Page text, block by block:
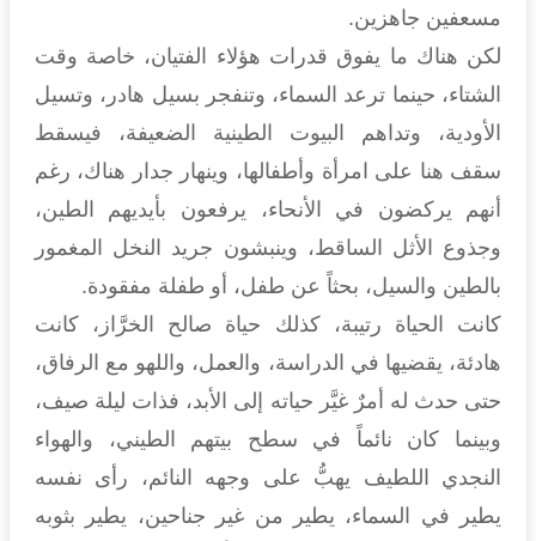
مسعفين جاهزين.
لكن هناك ما يفوق قدرات هؤلاء الفتيان، خاصة وقت
الشتاء، حينما ترعد السماء، وتنفجر بسيل هادر، وتسيل
الأودية، وتداهم البيوت الطينية الضعيفة، فيسقط
سقف هنا على امرأة وأطفالها، وينهار جدار هناك، رغم
أنهم يركضون في الأنحاء، يرفعون بأيديهم الطين،
وجذوع الأثل الساقط، وينبشون جريد النخل المغمور
بالطين والسيل، بحثاً عن طفل، أو طفلة مفقودة.
كانت الحياة رتيبة، كذلك حياة صالح الخرَّاز، كانت
هادئة، يقضيها في الدراسة، والعمل، واللهو مع الرفاق،
حتى حدث له أمرٌ غيَّر حياته إلى الأبد، فذات ليلة صيف،
وبينما كان نائماً في سطح بيتهم الطيني، والهواء
النجدي اللطيف يهبُّ على وجهه النائم، رأى نفسه
يطير في السماء، يطير من غير جناحين، يطير بثوبه